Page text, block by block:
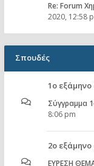
Re: Forum
2020, 12:58
Σπουδές
1ο εξάμηνο
Σύγγραμμα
8:06 pm
2ο εξάμηνο
ΕΥΡΕΣΗ